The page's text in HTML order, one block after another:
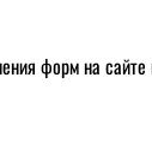
форм на